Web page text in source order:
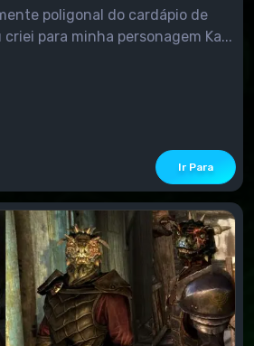
poligonal do cardápio de
para minha personagem Ka...
Ir Para